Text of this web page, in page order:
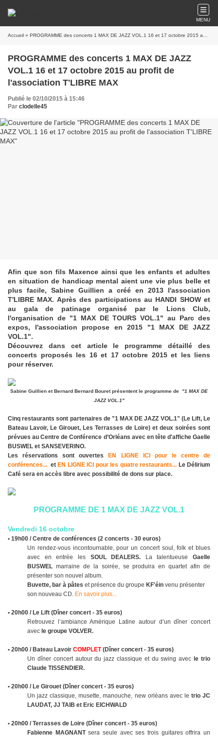
MENU
Accueil » PROGRAMME des concerts 1 MAX DE JAZZ VOL.1 16 et 17 octobre 2015 au profit de l'association T'LIBRE MAX
PROGRAMME des concerts 1 MAX DE JAZZ
VOL.1 16 et 17 octobre 2015 au profit de
l'association T'LIBRE MAX
Publié le 02/10/2015 à 15:46
Par clodelle45
Afin que son fils Maxence ainsi que les enfants et adultes
en situation de handicap mental aient une vie plus belle et
plus facile, Sabine Guillien a créé en 2013 l'association
T'LIBRE MAX. Après des participations au HANDI SHOW et
au gala de patinage organisé par le Lions Club,
l'organisation de "1 MAX DE TOURS VOL.1" au Parc des
expos, l'association propose en 2015 "1 MAX DE JAZZ
VOL.1".
Découvrez dans cet article le programme détaillé des
concerts proposés les 16 et 17 octobre 2015 et les liens
pour réserver.
Sabine Guillien et Bernard Bernard Bouret présentent le programme de "1 MAX DE
JAZZ VOL.1"
Cinq restaurants sont partenaires de "1 MAX DE JAZZ VOL.1" (Le Lift, Le
Bateau Lavoir, Le Girouet, Les Terrasses de Loire) et deux soirées sont
prévues au Centre de Conférence d’Orléans avec en tête d'affiche Gaelle
BUSWEL et SANSEVERINO.
Les réservations sont ouvertes
EN LIGNE ICI pour le centre de
conférences... et EN LIGNE ICI pour les quatre restaurants... Le Délirium
Café sera en accès libre avec possibilité de dons sur place.
PROGRAMME DE 1 MAX DE JAZZ VOL.1
Vendredi 16 octobre
• 19h00 / Centre de conférences (2 concerts - 30 euros)
Un rendez-vous incontournable, pour un concert soul, folk et blues
avec en entrée lesSOUL DEALERS. La talentueuse Gaelle
BUSWEL marraine de la soirée, se produira en quartet afin de
présenter son nouvel album.
Buvette, bar à pâtes et présence du groupe KF'éin venu présenter
son nouveau CD. En savoir plus...
• 20h00 / Le Lift (Dîner concert - 35 euros)
Retrouvez l’ambiance Amérique Latine autour d’un dîner concert
avec le groupe VOLVER.
• 20h00 / Bateau Lavoir COMPLET(Dîner concert - 35 euros)
Un dîner concert autour du jazz classique et du swing avec le trio
Claude TISSENDIER.
• 20h00 / Le Girouet (Dîner concert - 35 euros)
Un jazz classique, musette, manouche, new orléans avec le trio JC
LAUDAT, JJ TAIB et Eric EICHWALD
• 20h00 / Terrasses de Loire (Dîner concert - 35 euros)
Fabienne MAGNANTsera seule avec ses trois guitares offrira un